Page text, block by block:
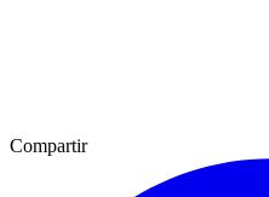
Compartir